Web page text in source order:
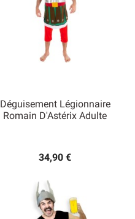
Déguisement Légionnaire
Romain D'Astérix Adulte
34,90 €